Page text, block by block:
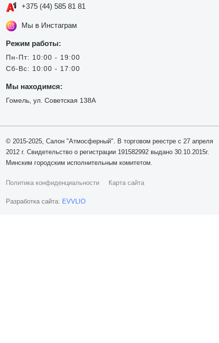
+375 (44) 585 81 81
Мы в Инстаграм
Режим работы:
Пн-Пт: 10:00 - 19:00
Сб-Вс: 10:00 - 17:00
Мы находимся:
Гомель, ул. Советская 138А
© 2015-2025, Салон "Атмосферный". В торговом реестре с 27 апреля
2012 г. Свидетельство о регистрации 191582992 выдано 30.10.2015г.
Минским городским исполнительным комитетом.
Политика конфиденциальности Карта сайта
Разработка сайта: EVVLIO